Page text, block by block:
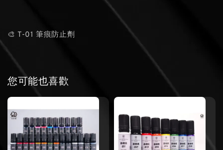
🎨 T-01 筆痕防止劑
您可能也喜歡